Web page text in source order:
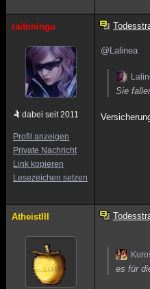
raitoningu
dabei seit 2011
Profil anzeigen
Private Nachricht
Link kopieren
Lesezeichen setzen
@Lalinea
Sie
AtheistIII
es für